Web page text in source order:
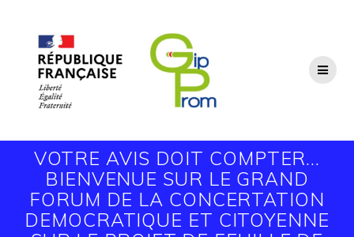
contenu
VOTRE AVIS DOIT COMPTER…
BIENVENUE SUR LE GRAND
FORUM DE LA CONCERTATION
DEMOCRATIQUE ET CITOYENNE